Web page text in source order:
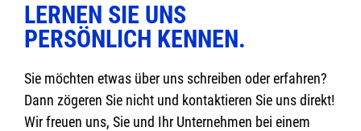
LERNEN SIE UNS
PERSÖNLICH KENNEN.
Sie möchten etwas über uns schreiben oder erfahren?
Dann zögeren Sie nicht und kontaktieren Sie uns direkt!
Wir freuen uns, Sie und Ihr Unternehmen bei einem